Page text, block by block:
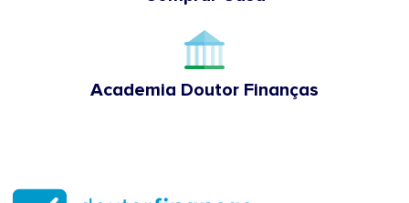
Academia Doutor Finanças